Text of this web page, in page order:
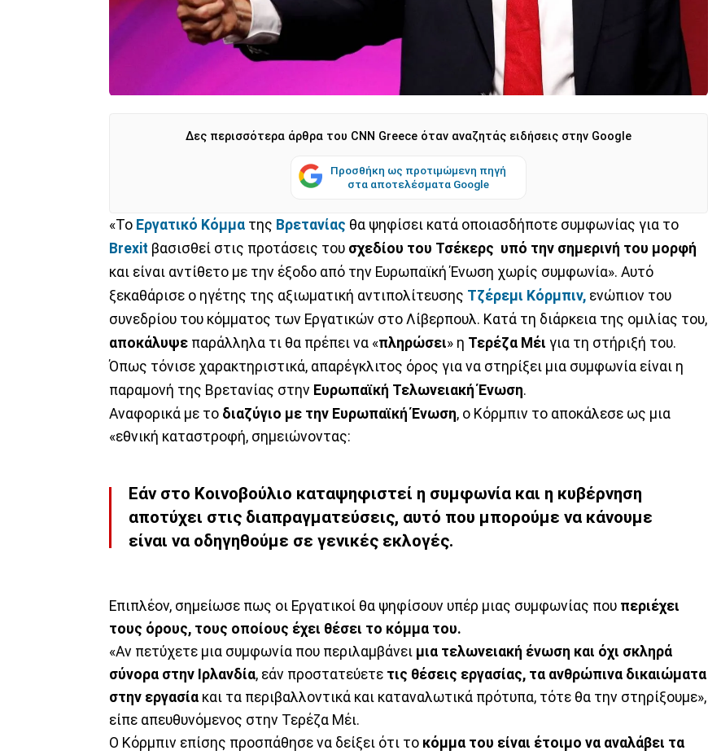
Δες περισσότερα άρθρα του CNN Greece όταν αναζητάς ειδήσεις στην Google
Προσθήκη ως προτιμώμενη πηγή
στα αποτελέσματα Google
«Το Εργατικό Κόμμα της Βρετανίας θα ψηφίσει κατά οποιασδήποτε συμφωνίας για το
Brexit βασισθεί στις προτάσεις του σχεδίου του Τσέκερς υπό την σημερινή του μορφή
και είναι αντίθετο με την έξοδο από την Ευρωπαϊκή Ένωση χωρίς συμφωνία». Αυτό
ξεκαθάρισε ο ηγέτης της αξιωματική αντιπολίτευσης Τζέρεμι Κόρμπιν, ενώπιον του
συνεδρίου του κόμματος των Εργατικών στο Λίβερπουλ. Κατά τη διάρκεια της ομιλίας του,
αποκάλυψε παράλληλα τι θα πρέπει να «πληρώσει» η Τερέζα Μέι για τη στήριξή του.
Όπως τόνισε χαρακτηριστικά, απαρέγκλιτος όρος για να στηρίξει μια συμφωνία είναι η
παραμονή της Βρετανίας στην Ευρωπαϊκή Τελωνειακή Ένωση.
Αναφορικά με το διαζύγιο με την Ευρωπαϊκή Ένωση, ο Κόρμπιν το αποκάλεσε ως μια
«εθνική καταστροφή, σημειώνοντας:
Εάν στο Κοινοβούλιο καταψηφιστεί η συμφωνία και η κυβέρνηση
αποτύχει στις διαπραγματεύσεις, αυτό που μπορούμε να κάνουμε
είναι να οδηγηθούμε σε γενικές εκλογές.
Επιπλέον, σημείωσε πως οι Εργατικοί θα ψηφίσουν υπέρ μιας συμφωνίας που περιέχει
τους όρους, τους οποίους έχει θέσει το κόμμα του.
«Αν πετύχετε μια συμφωνία που περιλαμβάνει μια τελωνειακή ένωση και όχι σκληρά
σύνορα στην Ιρλανδία, εάν προστατεύετε τις θέσεις εργασίας, τα ανθρώπινα δικαιώματα
στην εργασία και τα περιβαλλοντικά και καταναλωτικά πρότυπα, τότε θα την στηρίξουμε»,
είπε απευθυνόμενος στην Τερέζα Μέι.
Ο Κόρμπιν επίσης προσπάθησε να δείξει ότι το κόμμα του είναι έτοιμο να αναλάβει τα